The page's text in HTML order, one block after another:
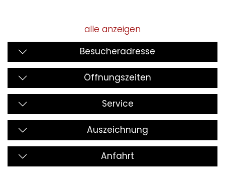
alle anzeigen
Besucheradresse
Öffnungszeiten
Service
Auszeichnung
Anfahrt